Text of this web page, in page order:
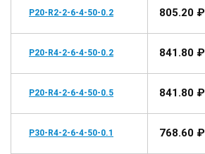
P20-R2-2-6-4-50-0.2 805.20 ₽
P20-R4-2-6-4-50-0.2 841.80 ₽
P20-R4-2-6-4-50-0.5 841.80 ₽
P30-R4-2-6-4-50-0.1 768.60 ₽